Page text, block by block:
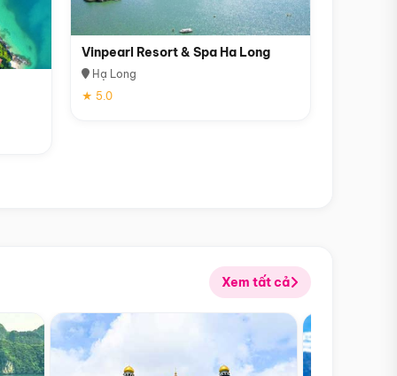
Vinpearl Resort & Spa Ha Long
Hạ Long
★ 5.0
Xem tất cả